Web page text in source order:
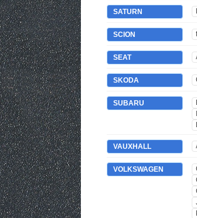
SATURN
SCION
SEAT
SKODA
SUBARU
VAUXHALL
VOLKSWAGEN